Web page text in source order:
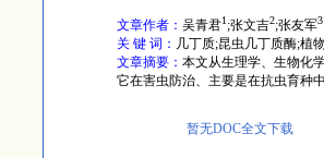
文章作者： 吴青君1 ;张文吉2;张友军3
关 键 词： 几丁质;昆虫几丁质酶;植
文章摘要： 本文从生理学、生物化
它在害虫防治、主要是在抗虫育种
暂无DOC全文下载